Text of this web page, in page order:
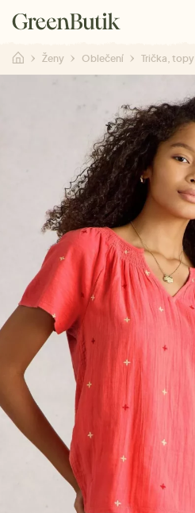
Ženy Oblečení Trička, topy